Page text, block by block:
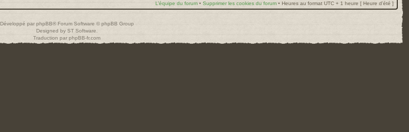
L’équipe du forum • Supprimer les cookies du forum • Heures au format UTC + 1 heure [ Heure d’été ]
Développé par phpBB® Forum Software © phpBB Group
Designed by ST Software
Traduction par phpBB-fr.com